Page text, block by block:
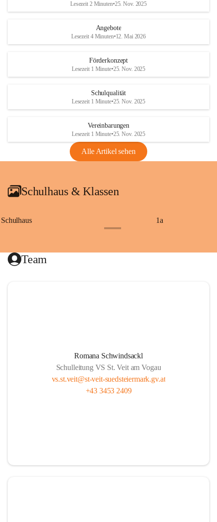
Lesezeit 2 Minuten•25. Nov. 2025
Angebote
Lesezeit 4 Minuten•12. Mai 2026
Förderkonzept
Lesezeit 1 Minute•25. Nov. 2025
Schulqualität
Lesezeit 1 Minute•25. Nov. 2025
Vereinbarungen
Lesezeit 1 Minute•25. Nov. 2025
Alle Artikel sehen
Schulhaus & Klassen
Schulhaus 1a
Team
Romana Schwindsackl
Schulleitung VS St. Veit am Vogau
vs.st.veit@st-veit-suedsteiermark.gv.at
+43 3453 2409